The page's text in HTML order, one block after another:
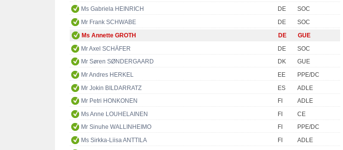
Ms Gabriela HEINRICH
DE
SOC
Mr Frank SCHWABE
DE
SOC
Ms Annette GROTH
DE
GUE
Mr Axel SCHÄFER
DE
SOC
Mr Søren SØNDERGAARD
DK
GUE
Mr Andres HERKEL
EE
PPE/DC
Mr Jokin BILDARRATZ
ES
ADLE
Mr Petri HONKONEN
FI
ADLE
Ms Anne LOUHELAINEN
FI
CE
Mr Sinuhe WALLINHEIMO
FI
PPE/DC
Ms Sirkka-Liisa ANTTILA
FI
ADLE